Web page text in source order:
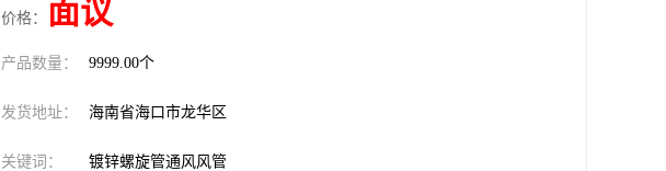
价格： 面议
产品数量： 9999.00个
发货地址： 海南省海口市龙华区
关键词： 镀锌螺旋管通风风管